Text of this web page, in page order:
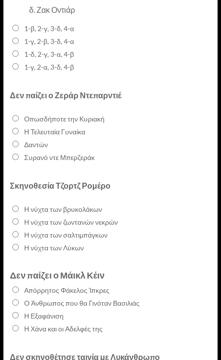
δ. Ζακ Οντιάρ
1-β, 2-γ, 3-δ, 4-α
1-γ, 2-β, 3-δ, 4-α
1-δ, 2-γ, 3-α, 4-β
1-γ, 2-α, 3-δ, 4-β
Δεν παίζει ο Ζεράρ Ντεπαρντιέ
Οπωσδήποτε την Κυριακή
Η Τελευταία Γυναίκα
Δαντών
Συρανό ντε Μπερζεράκ
ΣκηνοθεσίαΤζορτζ Ρομέρο
Η νύχτα των βρυκολάκων
Η νύχτα των ζωντανών νεκρών
Η νύχτα των σαλτιμπάγκων
Η νύχτα των Λύκων
Δεν παίζει οΜάικλ Κέιν
Απόρρητος Φάκελος Ίπκρες
Ο Άνθρωπος που θα Γινόταν Βασιλιάς
Η Εξαφάνιση
Η Χάνα και οι Αδελφές της
Δεν σκηνοθέτησε ταινία με Λυκάνθρωπο